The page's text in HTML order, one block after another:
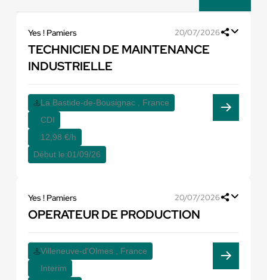
Yes ! Pamiers 20/07/2026
TECHNICIEN DE MAINTENANCE
INDUSTRIELLE
La Bastide-de-Bousignac , France
CDI
12,98 €/h
Début le:01/09/26
Yes ! Pamiers 20/07/2026
OPERATEUR DE PRODUCTION
Villeneuve-d'Olmes , France
Interim